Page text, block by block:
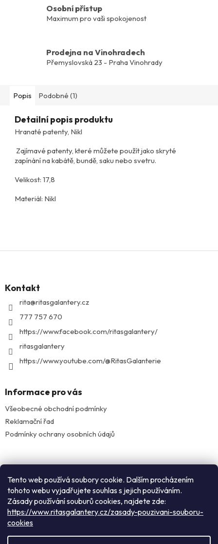
Tento web používá soubory cookie. Dalším procházením
tohoto webu vyjadřujete souhlas s jejich používáním.
Zásady používání souburů cookies, najdete zde:
https://www.ritasgalantery.cz/zasady-pouzivani-souboru-
cookies
Osobní přístup
Maximum pro vaši spokojenost
Prodejna na Vinohradech
Přemyslovská 23 - Praha Vinohrady
Popis Podobné (1)
Detailní popis produktu
Hranaté patenty, Nikl
Zajímavé patenty, které můžete použít jako skryté
zapínání na kabátě, bundě, saku nebo svetru.
Velikost: 17,8
Materiál: Nikl
aKontakt
rita@ritasgalantery.cz
777 757 670
https://www.facebook.com/ritasgalantery/
ritasgalantery
https://www.youtube.com/@RitasGalanterie
Informace pro vás
Všeobecné obchodní podmínky
Reklamační řad
Podmínky ochrany osobních údajů
Instagram
Vytvořil Shoptet